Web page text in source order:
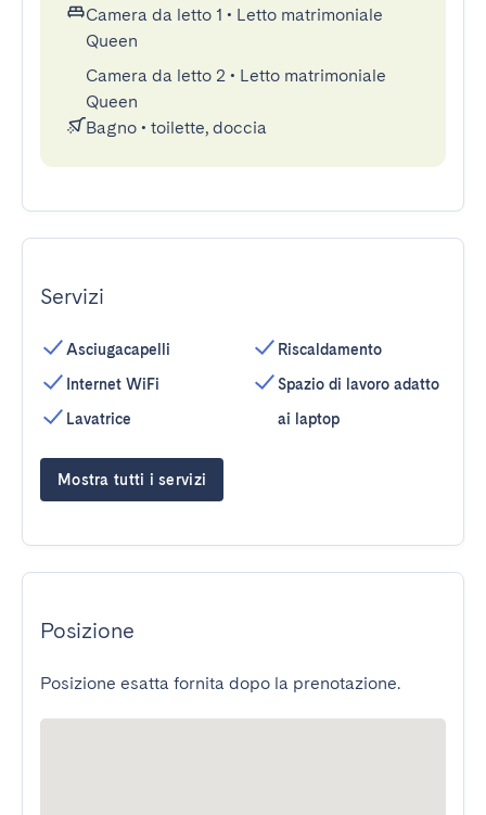
Camera da letto 1 • Letto matrimoniale
Queen
Camera da letto 2 • Letto matrimoniale
Queen
Bagno • toilette, doccia
Servizi
Asciugacapelli
Internet WiFi
Lavatrice
Riscaldamento
Spazio di lavoro adatto
ai laptop
Mostra tutti i servizi
Posizione
Posizione esatta fornita dopo la prenotazione.